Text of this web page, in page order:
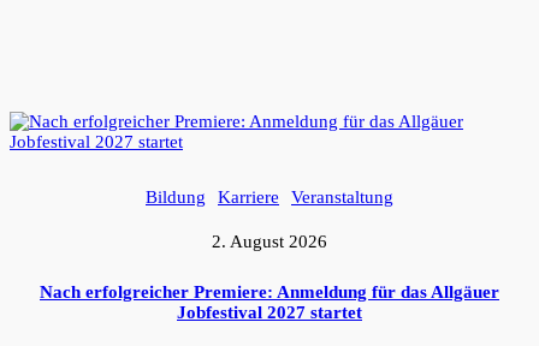
Bildung Karriere Veranstaltung
2. August 2026
Nach erfolgreicher Premiere: Anmeldung für das Allgäuer
Jobfestival 2027 startet